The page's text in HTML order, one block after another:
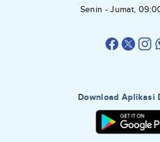
Senin - Jumat,
Download Aplikasi